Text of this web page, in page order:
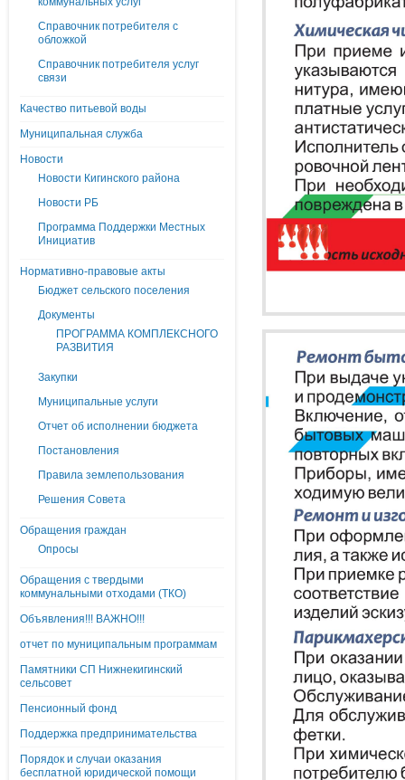
Справочник потребителя с
обложкой
Справочник потребителя услуг
связи
Качество питьевой воды
Муниципальная служба
Новости
Новости Кигинского района
Новости РБ
Программа Поддержки Местных
Инициатив
Нормативно-правовые акты
Бюджет сельского поселения
Документы
ПРОГРАММА КОМПЛЕКСНОГО
РАЗВИТИЯ
Закупки
Муниципальные услуги
Отчет об исполнении бюджета
Постановления
Правила землепользования
Решения Совета
Обращения граждан
Опросы
Обращения с твердыми
коммунальными отходами (ТКО)
Объявления!!! ВАЖНО!!!
отчет по муниципальным программам
Памятники СП Нижнекигинский
сельсовет
Пенсионный фонд
Поддержка предпринимательства
Порядок и случаи оказания
бесплатной юридической помощи